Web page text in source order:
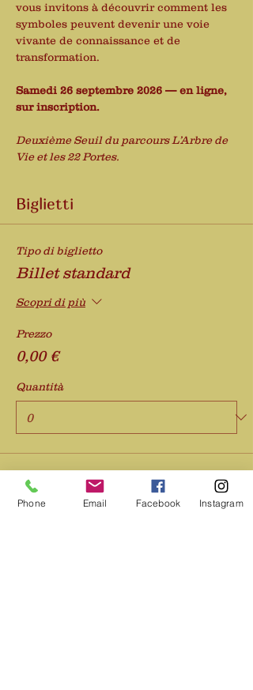
vous invitons à découvrir comment les
symboles peuvent devenir une voie
vivante de connaissance et de
transformation.
Samedi 26 septembre 2026 — en ligne,
sur inscription.
Deuxième Seuil du parcours L’Arbre de
Vie et les 22 Portes.
Biglietti
Tipo di biglietto
Billet standard
Scopri di più
Prezzo
0,00 €
Quantità
Totale 0,00 €
Phone Email Facebook Instagram